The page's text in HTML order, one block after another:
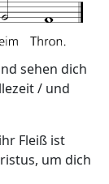
sehen dich
/ und
Fleiß ist
um dich